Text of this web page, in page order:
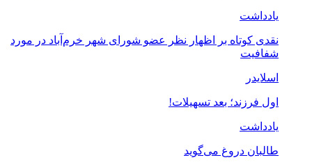
یادداشت
نقدی کوتاه بر اظهار نظر عضو شورای شهر خرم‌آباد در مورد
شفافیت
اسلایدر
اول فرزند؛ بعد تسهیلات!
یادداشت
طالبان دروغ می‌گوید